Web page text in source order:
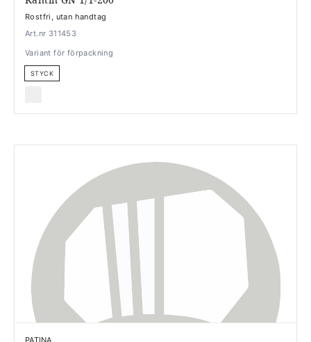
Rostfri, utan handtag
Art.nr 311453
Variant för förpackning
STYCK
PATINA